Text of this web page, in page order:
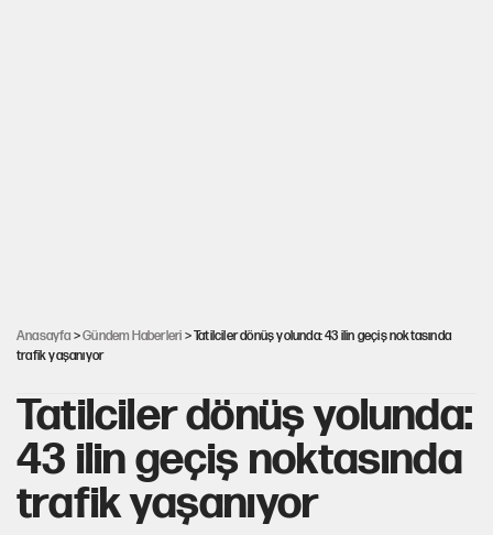
Anasayfa >Gündem Haberleri > Tatilciler dönüş yolunda: 43 ilin geçiş noktasında
trafik yaşanıyor
Tatilciler dönüş yolunda:
43 ilin geçiş noktasında
trafik yaşanıyor